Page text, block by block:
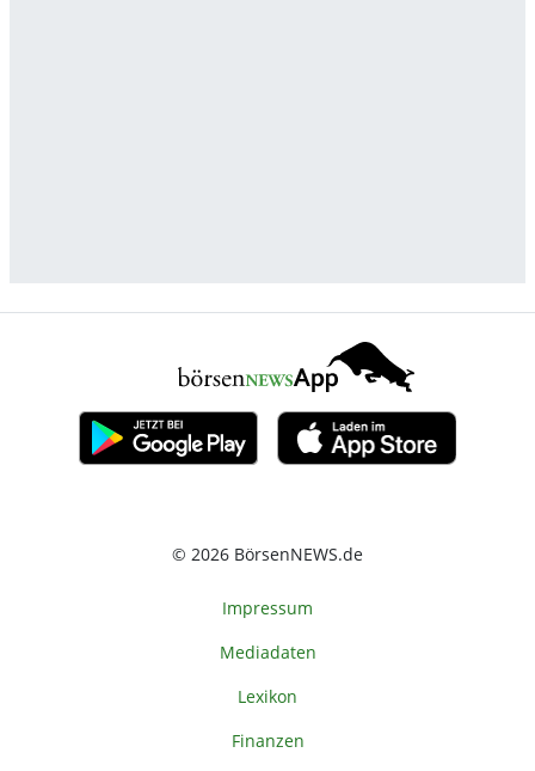
© 2026 BörsenNEWS.de
Impressum
Mediadaten
Lexikon
Finanzen